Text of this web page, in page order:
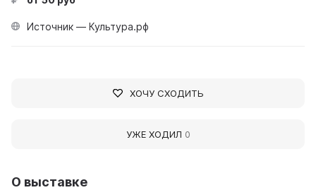
О выставке
Источник — Культура.рф
ХОЧУ СХОДИТЬ
УЖЕ ХОДИЛ 0